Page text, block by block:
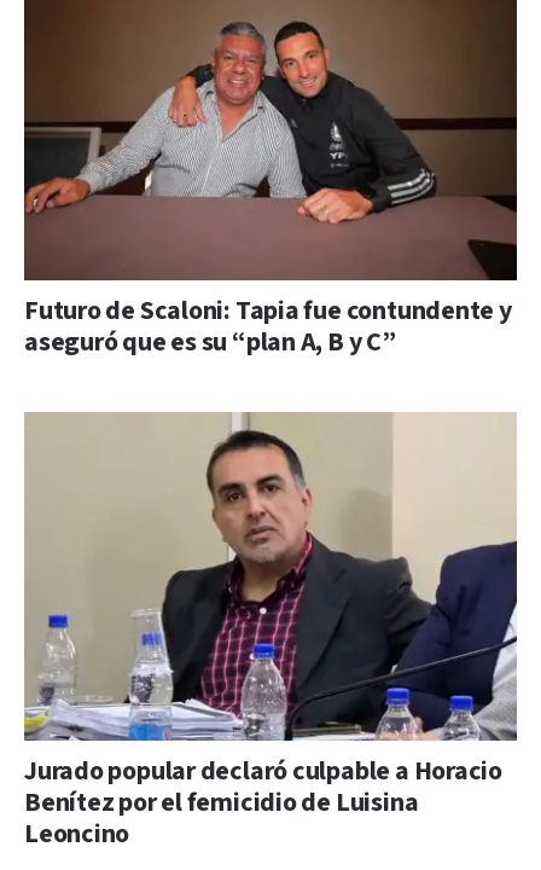
Futuro de Scaloni: Tapia fue contundente y
aseguró que es su “plan A, B y C”
Jurado popular declaró culpable a Horacio
Benítez por el femicidio de Luisina
Leoncino